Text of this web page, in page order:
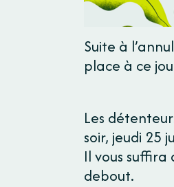
Suite à
place à ce
Les
soir, jeudi 25
Il vous
debout.